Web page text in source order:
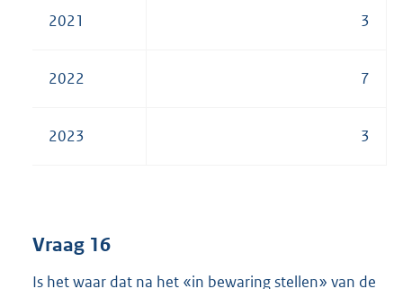
2021 3
2022 7
2023 3
Vraag 16
Is het waar dat na het «in bewaring stellen» van de